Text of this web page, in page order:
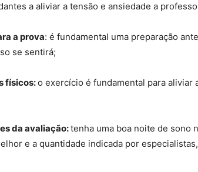
a aliviar a tensão e ansiedade a
a prova: é fundamental uma preparação
se sentirá;
físicos:o exercício é fundamental para aliviar
da avaliação:tenha uma boa noite de sono
e a quantidade indicada por